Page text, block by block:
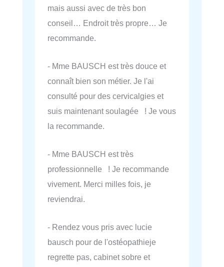
mais aussi avec de très bon
conseil… Endroit très propre… Je
recommande.
- Mme BAUSCH est très douce et
connaît bien son métier. Je l'ai
consulté pour des cervicalgies et
suis maintenant soulagée ! Je vous
la recommande.
- Mme BAUSCH est très
professionnelle ! Je recommande
vivement. Merci milles fois, je
reviendrai.
- Rendez vous pris avec lucie
bausch pour de l'ostéopathieje
regrette pas, cabinet sobre et